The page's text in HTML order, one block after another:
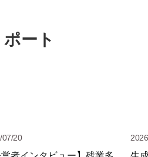
ート
07/20